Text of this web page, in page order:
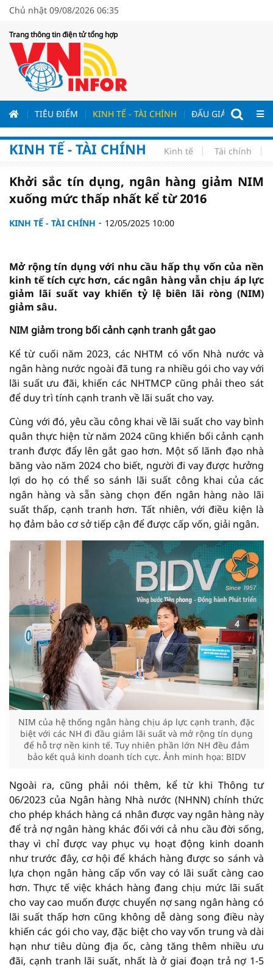
Chủ nhật 09/08/2026 06:35
Trang thông tin điện tử tổng hợp
TIÊU ĐIỂM KINH TẾ - TÀI CHÍNH ĐẤU GIÁ - ĐẤU
KINH TẾ - TÀI CHÍNH Kinh tế Tài chính
Khởi sắc tín dụng, ngân hàng giảm NIM
xuống mức thấp nhất kể từ 2016
KINH TẾ - TÀI CHÍNH 12/05/2025 10:00
Mở rộng tín dụng với nhu cầu hấp thụ vốn của nền
kinh tế tích cực hơn, các ngân hàng vẫn chịu áp lực
giảm lãi suất vay khiến tỷ lệ biên lãi ròng (NIM)
giảm sâu.
NIM giảm trong bối cảnh cạnh tranh gắt gao
Kể từ cuối năm 2023, các NHTM có vốn Nhà nước và
ngân hàng nước ngoài đã tung ra nhiều gói cho vay với
lãi suất ưu đãi, khiến các NHTMCP cũng phải theo sát
để duy trì tính cạnh tranh về lãi suất cho vay.
Cùng với đó, yêu cầu công khai về lãi suất cho vay bình
quân thực hiện từ năm 2024 cũng khiến bối cảnh cạnh
tranh được đẩy lên gắt gao hơn. Một số lãnh đạo nhà
băng vào năm 2024 cho biết, người đi vay được hưởng
lợi do họ có thể so sánh lãi suất công khai của các
ngân hàng và sẵn sàng chọn đến ngân hàng nào lãi
suất thấp, cạnh tranh hơn. Tất nhiên, với điều kiện là
họ đảm bảo cơ sở tiếp cận để được cấp vốn, giải ngân.
NIM của hệ thống ngân hàng chịu áp lực cạnh tranh, đặc
biệt với các NH đi đầu giảm lãi suất và mở rộng tín dụng
để hỗ trợ nền kinh tế. Tuy nhiên phần lớn NH đều đảm
bảo kết quả kinh doanh tích cực. Ảnh minh họa: BIDV
Ngoài ra, cũng phải nói thêm, kể từ khi Thông tư
06/2023 của Ngân hàng Nhà nước (NHNN) chính thức
cho phép khách hàng cá nhân được vay ngân hàng này
để trả nợ ngân hàng khác đối với cả nhu cầu đời sống,
thay vì chỉ được vay phục vụ hoạt động kinh doanh
như trước đây, cơ hội để khách hàng được so sánh và
lựa chọn ngân hàng cấp vốn vay có lãi suất càng cao
hơn. Thực tế việc khách hàng đang chịu mức lãi suất
cho vay cao muốn được chuyển nợ sang ngân hàng có
lãi suất thấp hơn cũng không dễ dàng song điều này
khiến các gói cho vay, đặc biệt cho vay vốn trung và dài
hạn như tiêu dùng địa ốc, càng tăng thêm nhiều ưu
đãi, cạnh tranh lãi suất, nhất là ở giai đoạn trả nợ 1-5